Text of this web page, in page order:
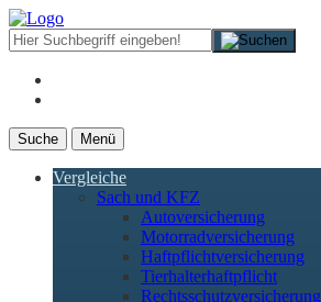
Suche Menü
Vergleiche
Sach und KFZ
Autoversicherung
Motorradversicherung
Haftpflichtversicherung
Tierhalterhaftpflicht
Rechtsschutzversicherung